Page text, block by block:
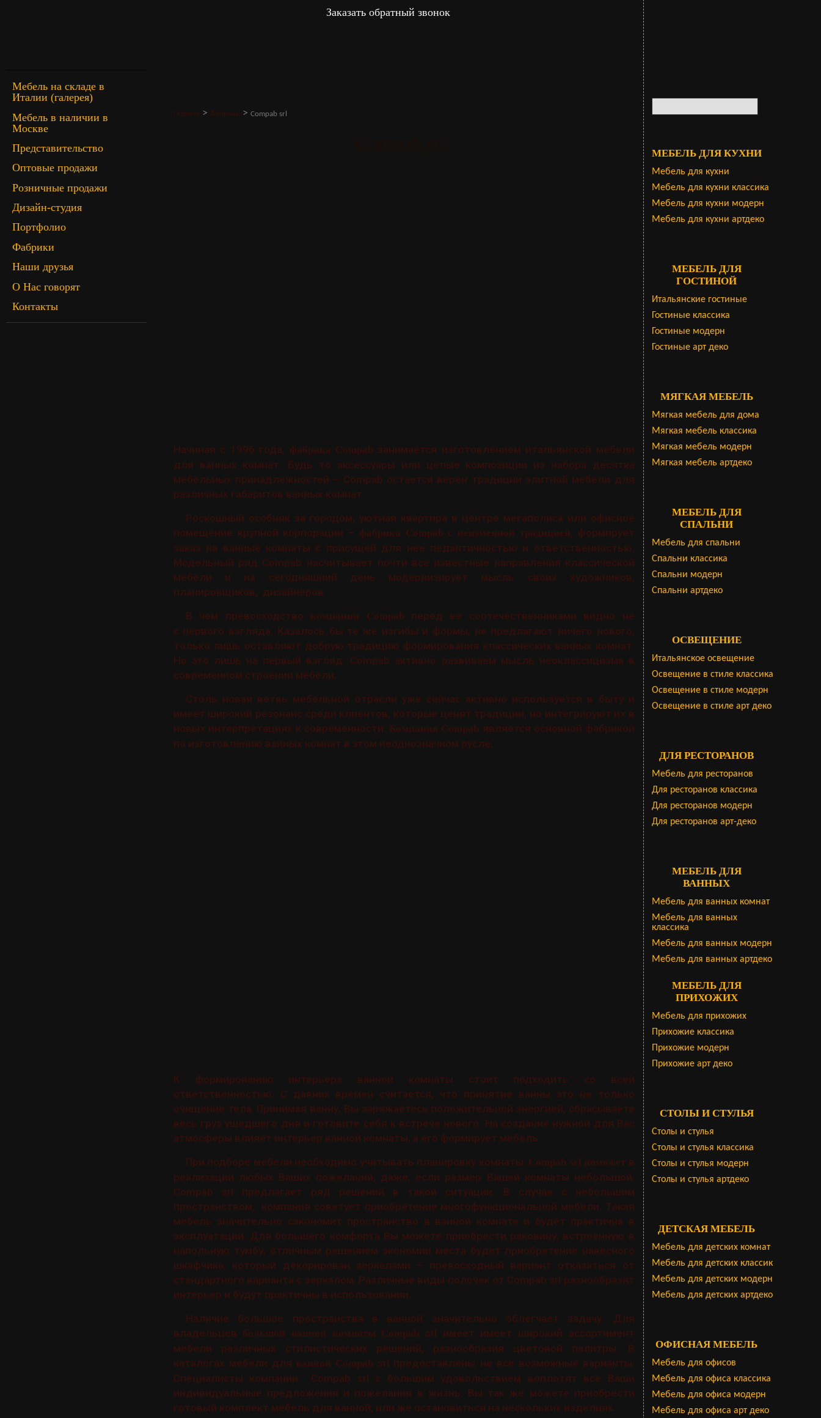
Заказать обратный звонок
Мебель на складе в
Италии (галерея)
Мебель в наличии в
Москве
Представительство
Оптовые продажи
Розничные продажи
Дизайн-студия
Портфолио
Фабрики
Наши друзья
О Нас говорят
Контакты
Главная > Фабрики > Compab srl
Начиная с 1996 года, фабрика Compab занимается изготовлением итальянской мебели
для ванных комнат. Будь то аксессуары или целые композиции из набора десятка
мебельных принадлежностей – Compab остается верен традиции элитной мебели для
различных габаритов ванных комнат.
Роскошный особняк за городом, уютная квартира в центре мегаполиса или офисное
помещение крупной корпорации – фабрика Compab с неизменной традицией, формирует
заказ на ванные комнаты с присущей для нее педантичностью и ответственностью.
Модельный ряд Compab насчитывает почти все известные направления классической
мебели и на сегодняшний день модернизирует мысль своих художников,
планировщиков, дизайнеров.
В чем превосходство компании Compabперед ее соотечественниками видно не
с первого взгляда. Казалось бы те же изгибы и формы, не предлагают ничего нового,
только лишь оставляют добрую традицию формирования классических ванных комнат.
Но это лишь на первый взгляд. Compab активно развиваем мысль неоклассицизма в
современном строении мебели.
Столь новая ветвь мебельной отрасли уже сейчас активно используется в быту и
имеет широкий резонанс среди клиентов, которые ценят традиции, но интегрируют их в
новых интерпретациях к современности. Компания Compab является основной фабрикой
по изготовлению ванных комнат в этом неоднозначном русле.
К формированию интерьера ванной комнаты стоит подходить со всей
ответственностью. С давних времен считается, что принятие ванны это не только
очищение тела. Принимая ванну, Вы заряжаетесь положительной энергией, сбрасываете
весь груз ушедшего дня и готовите себя к встрече нового. На создание нужной для Вас
атмосферы влияет интерьер ванной комнаты, а его формирует мебель.
При подборе мебели необходимо учитывать планировку комнаты. Compab srl поможет в
реализации любых Ваших пожеланий, даже, если размер Вашей комнаты небольшой.
Compab srl предлагает ряд решений в такой ситуации. В случае с небольшим
пространством, компания советует приобретение многофункциональной мебели. Такая
мебель значительно сэкономит пространство в ванной комнате и будет практична в
эксплуатации. Для большего комфорта Вы можете приобрести раковину, встроенную в
напольную тумбу, отличным решением экономии места будет приобретение навесного
шкафчика, который декорирован зеркалами – превосходный вариант отказаться от
стандартного варианта с зеркалом. Различные виды полочек от Compab srl разнообразят
интерьер и будут практичны в использовании.
Наличие большое пространства в ванной значительно облегчает задачу. Для
владельцев большой ванной комнаты Compab srl имеет имеет широкий ассортимент
мебели различных стилистических решений, разнообразия цветовой палитры. В
каталогах мебели для ванной Compab srl предоставлены не все возможные варианты.
Специалисты компании Compab srl с большим удовольствием воплотят все Ваши
индивидуальные предложения и пожелания в жизнь. Вы так же можете приобрести
готовый комплект мебель для ванной, или же остановиться на нескольких изделиях.
МЕБЕЛЬ ДЛЯ КУХНИ
Мебель для кухни
Мебель для кухни классика
Мебель для кухни модерн
Мебель для кухни артдеко
МЕБЕЛЬ ДЛЯ
ГОСТИНОЙ
Итальянские гостиные
Гостиные классика
Гостиные модерн
Гостиные арт деко
МЯГКАЯ МЕБЕЛЬ
Мягкая мебель для дома
Мягкая мебель классика
Мягкая мебель модерн
Мягкая мебель артдеко
МЕБЕЛЬ ДЛЯ
СПАЛЬНИ
Мебель для спальни
Cпальни классика
Спальни модерн
Спальни артдеко
ОСВЕЩЕНИЕ
Итальянское освещение
Освещение в стиле классика
Освещение в стиле модерн
Освещение в стиле арт деко
ДЛЯ РЕСТОРАНОВ
Мебель для ресторанов
Для ресторанов классика
Для ресторанов модерн
Для ресторанов арт-деко
МЕБЕЛЬ ДЛЯ
ВАННЫХ
Мебель для ванных комнат
Мебель для ванных
классика
Мебель для ванных модерн
Мебель для ванных артдеко
МЕБЕЛЬ ДЛЯ
ПРИХОЖИХ
Мебель для прихожих
Прихожие классика
Прихожие модерн
Прихожие арт деко
СТОЛЫ И СТУЛЬЯ
Столы и стулья
Столы и стулья классика
Столы и стулья модерн
Столы и стулья артдеко
ДЕТСКАЯ МЕБЕЛЬ
Мебель для детских комнат
Мебель для детских классик
Мебель для детских модерн
Мебель для детских артдеко
ОФИСНАЯ МЕБЕЛЬ
Мебель для офисов
Мебель для офиса классика
Мебель для офиса модерн
Мебель для офиса арт деко